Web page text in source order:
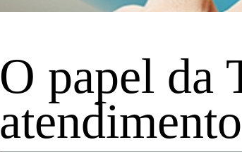
O papel da